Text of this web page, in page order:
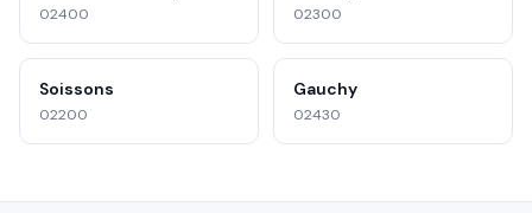
02400 02300
Soissons
02200
Gauchy
02430